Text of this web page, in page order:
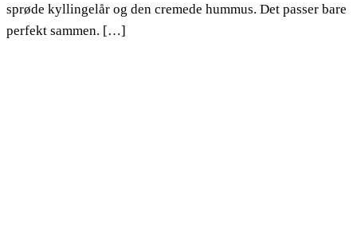
sprøde kyllingelår og den cremede hummus. Det passer bare
perfekt sammen. […]